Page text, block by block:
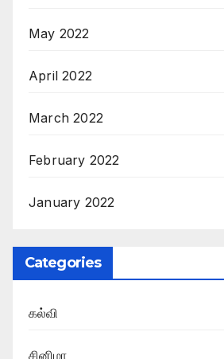
May 2022
April 2022
March 2022
February 2022
January 2022
Categories
கல்வி
சினிமா